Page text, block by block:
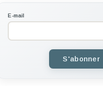
E-mail
S'abonner